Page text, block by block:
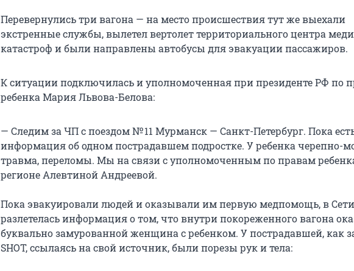
Перевернулись три вагона — на место происшествия тут же выехали
экстренные службы, вылетел вертолет территориального центра
катастроф и были направлены автобусы для эвакуации пассажиров.
К ситуации подключилась и уполномоченная при президенте РФ по
ребенка Мария Львова-Белова:
— Следим за ЧП с поездом № 11 Мурманск — Санкт-Петербург. Пока
информация об одном пострадавшем подростке. У ребенка черепно-
травма, переломы. Мы на связи с уполномоченным по правам
регионе Алевтиной Андреевой.
Пока эвакуировали людей и оказывали им первую медпомощь, в Сети
разлетелась информация о том, что внутри покореженного вагона
буквально замурованной женщина с ребенком. У пострадавшей, как
SHOT, ссылаясь на свой источник, были порезы рук и тела: